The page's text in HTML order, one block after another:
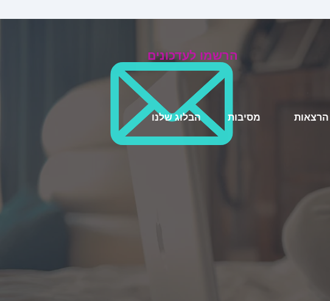
הרשמו לעדכונים
הרצאות מסיבות הבלוג שלנו